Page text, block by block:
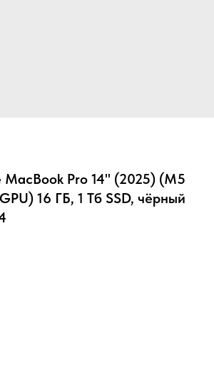
MacBook Pro 14" (2025) (M5
16 ГБ, 1 Тб SSD, чёрный